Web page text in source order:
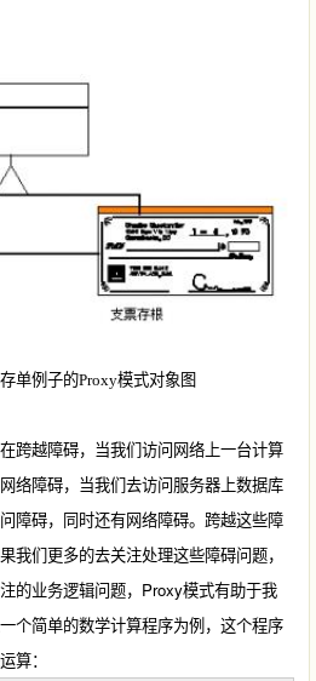
单例子的Proxy模式对象图
跨越障碍，当我们访问网络上一台计算
络障碍，当我们去访问服务器上数据库
障碍，同时还有网络障碍。跨越这些障
我们更多的去关注处理这些障碍问题，
的业务逻辑问题， Proxy模式有助于我
个简单的数学计算程序为例，这个程序
算：